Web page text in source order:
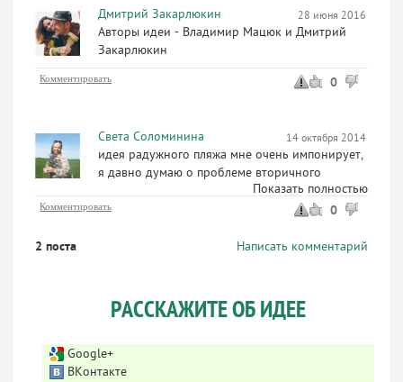
28 июня 2016 08:03
Дмитрий Закарлюкин
Авторы идеи - Владимир Мацюк и Дмитрий
Закарлюкин
0
Комментировать
14 октября 2014 10:56
Света Соломинина
идея радужного пляжа мне очень импонирует,
я давно думаю о проблеме вторичного
использования стекла, есть ли исследования
на предмет безопасности использования?
для такого материала на пляже? занимались ли
Показать полностью
0
Комментировать
Написать комментарий
2 поста
РАССКАЖИТЕ ОБ ИДЕЕ
Google+
ВКонтакте